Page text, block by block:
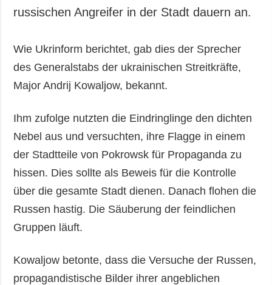
russischen Angreifer in der Stadt dauern an.
Wie Ukrinform berichtet, gab dies der Sprecher
des Generalstabs der ukrainischen Streitkräfte,
Major Andrij Kowaljow, bekannt.
Ihm zufolge nutzten die Eindringlinge den dichten
Nebel aus und versuchten, ihre Flagge in einem
der Stadtteile von Pokrowsk für Propaganda zu
hissen. Dies sollte als Beweis für die Kontrolle
über die gesamte Stadt dienen. Danach flohen die
Russen hastig. Die Säuberung der feindlichen
Gruppen läuft.
Kowaljow betonte, dass die Versuche der Russen,
propagandistische Bilder ihrer angeblichen